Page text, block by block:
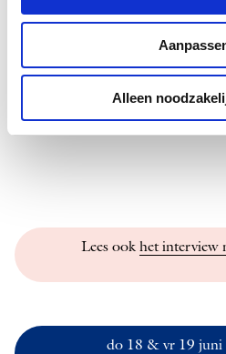
Alleen
En: ik wilde voelen hoe het is om
Lees ook het interview
do 18 & vr 19 juni